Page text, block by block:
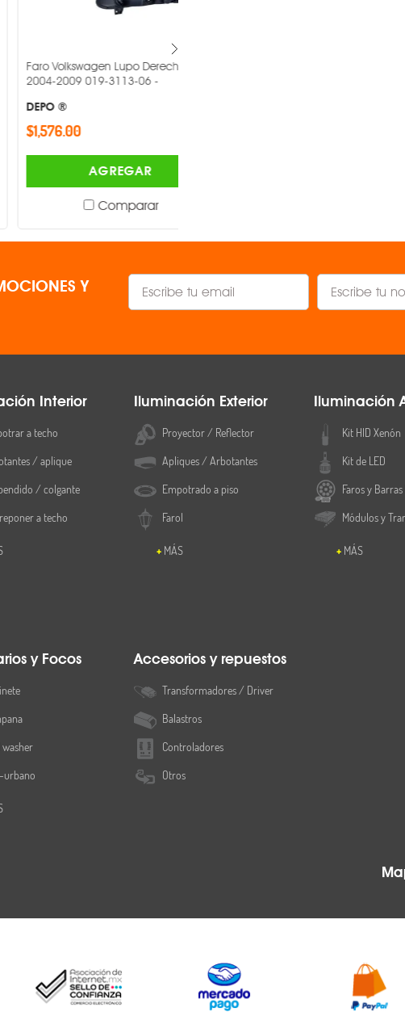
Lupo Derecho
2009 019-3113-06 -
AGREGAR
Comparar
Y
Interior
a techo
/ aplique
/ colgante
a techo
Iluminación Exterior
Proyector / Reflector
Apliques / Arbotantes
Empotrado a piso
Farol
MÁS
Iluminación
Kit HID Xenón
Kit de LED
Faros y Barras
Módulos y
MÁS
y Focos
washer
urbano
Accesorios y repuestos
Transformadores / Driver
Balastros
Controladores
Otros